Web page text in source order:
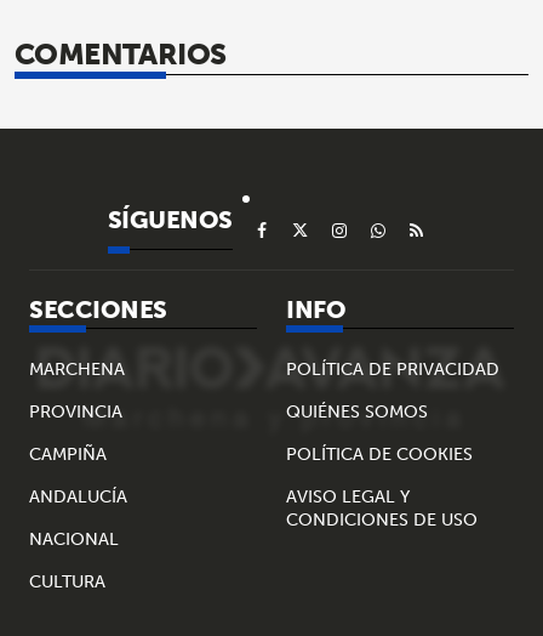
COMENTARIOS
SÍGUENOS
SECCIONES
MARCHENA
PROVINCIA
CAMPIÑA
ANDALUCÍA
NACIONAL
CULTURA
INFO
POLÍTICA DE PRIVACIDAD
QUIÉNES SOMOS
POLÍTICA DE COOKIES
AVISO LEGAL Y
CONDICIONES DE USO